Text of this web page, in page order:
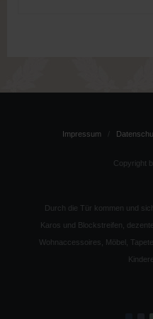
Impressum
Copyright
Durch die Tür kommen und
Karos und Blockstreifen,
Wohnaccessoires, Möbel,